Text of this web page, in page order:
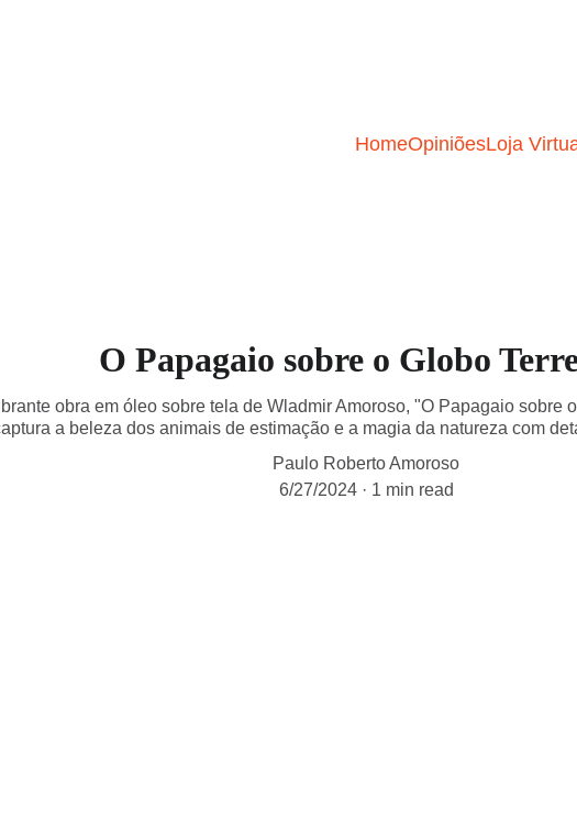
HomeOpiniõesLoja
O Papagaio sobre o Globo
obra em óleo sobre tela de Wladmir Amoroso, "O Papagaio sobre
a beleza dos animais de estimação e a magia da natureza com
Paulo Roberto Amoroso
6/27/2024
1 min read